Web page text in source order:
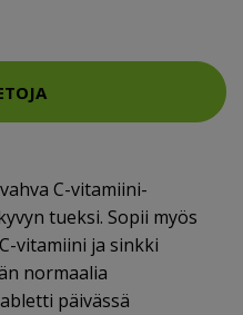
C-vitamiini-
tueksi. Sopii myös
vitamiini ja sinkki
normaalia
päivässä